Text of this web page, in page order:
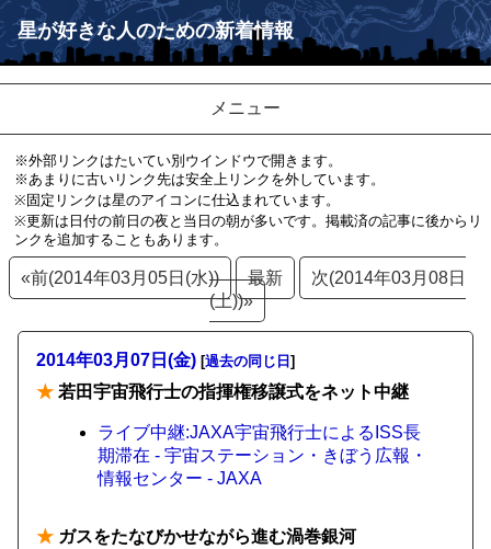
星が好きな人のための新着情報
メニュー
※外部リンクはたいてい別ウインドウで開きます。
※あまりに古いリンク先は安全上リンクを外しています。
※固定リンクは星のアイコンに仕込まれています。
※更新は日付の前日の夜と当日の朝が多いです。掲載済の記事に後からリ
ンクを追加することもあります。
«前(2014年03月05日(水)) 最新
次(2014年03月08日
(土))»
2014年03月07日(金) [過去の同じ日 ]
★ 若田宇宙飛行士の指揮権移譲式をネット中継
ライブ中継:JAXA宇宙飛行士によるISS長
期滞在 - 宇宙ステーション・きぼう広報・
情報センター - JAXA
★ ガスをたなびかせながら進む渦巻銀河